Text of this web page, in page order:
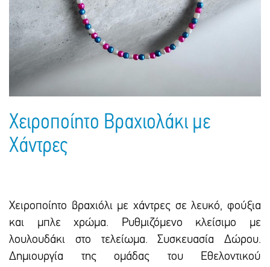
Πακέτα Δώρων
Σακούλες
Τσάντες - Ποδιές - Ομπρέλες
Βιβλία
Παιδικό Πάρτι
Παιδικά Είδη
Ημερολόγια - Ατζέντες
Γραφική Ύλη
Είδη Γραφείου
Χειροποίητο Βραχιολάκι με
Χάντρες
Χειροποίητο βραχιόλι με χάντρες σε λευκό, φούξια
και μπλε χρώμα. Ρυθμιζόμενο κλείσιμο με
λουλουδάκι στο τελείωμα. Συσκευασία Δώρου.
Δημιουργία της ομάδας του Εθελοντικού